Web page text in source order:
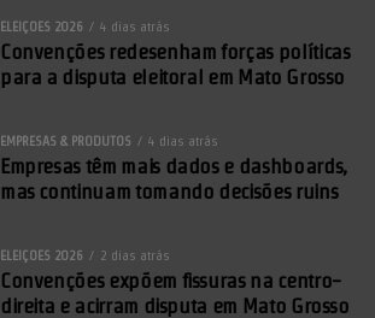
ELEIÇÕES 2026 4 dias atrás
Convenções redesenham forças políticas
para a disputa eleitoral em Mato Grosso
EMPRESAS & PRODUTOS 4 dias atrás
Empresas têm mais dados e dashboards,
mas continuam tomando decisões ruins
ELEIÇÕES 2026 2 dias atrás
Convenções expõem fissuras na centro-
direita e acirram disputa em Mato Grosso